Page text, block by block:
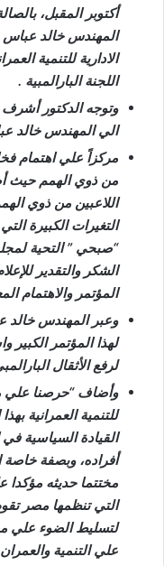
أكتوبر المقبل،
المهندس خالد
الادارية للتنمية
اللجنة البارالمبية .
وتوجه الدكتور
الي المهندس خالد
مركزاً علي اهتمام
من ذوي الهمم حيث
اللاعبين من ذوي
التغيرات الكبيرة
“صبحي ” التحية
الشكر والتقدير
المؤتمر والاهتمام
وعبر المهندس خالد
لهذا المؤتمر الكبير
لرفع الأثقال
وأضاف “حرصنا علي
للتنمية العمرانية
القيادة السياسية
أفراده، وبصفة خاصة
مختتما حديثه مؤكدا
التي تنظمها مصر
لتسليط الضوء علي
علي التنمية